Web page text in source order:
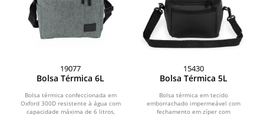
19077
Bolsa Térmica 6L
Bolsa térmica confeccionada em
Oxford 300D resistente à água com
capacidade máxima de 6 litros,
15430
Bolsa Térmica 5L
Bolsa térmica em tecido
emborrachado impermeável com
fechamento em zíper com